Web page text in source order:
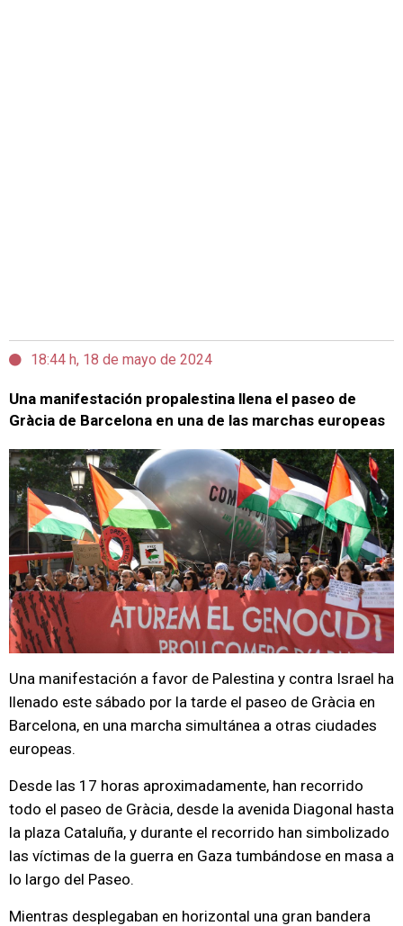
18:44 h, 18 de mayo de 2024
Una manifestación propalestina llena el paseo de
Gràcia de Barcelona en una de las marchas europeas
Una manifestación a favor de Palestina y contra Israel ha
llenado este sábado por la tarde el paseo de Gràcia en
Barcelona, en una marcha simultánea a otras ciudades
europeas.
Desde las 17 horas aproximadamente, han recorrido
todo el paseo de Gràcia, desde la avenida Diagonal hasta
la plaza Cataluña, y durante el recorrido han simbolizado
las víctimas de la guerra en Gaza tumbándose en masa a
lo largo del Paseo.
Mientras desplegaban en horizontal una gran bandera